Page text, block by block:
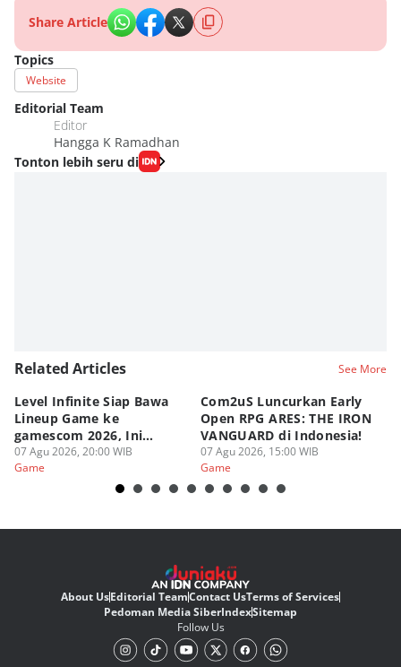
Share Article
Topics
Website
Editorial Team
Editor
Hangga K Ramadhan
Tonton lebih seru di
Related Articles See More
Level Infinite Siap Bawa
Lineup Game ke
gamescom 2026, Ini
Judulnya!
07 Agu 2026, 20:00 WIB
Game
Com2uS Luncurkan Early
Open RPG ARES: THE IRON
VANGUARD di Indonesia!
07 Agu 2026, 15:00 WIB
Game
About UsEditorial TeamContact UsTerms of Services
Pedoman Media SiberIndexSitemap
Follow Us